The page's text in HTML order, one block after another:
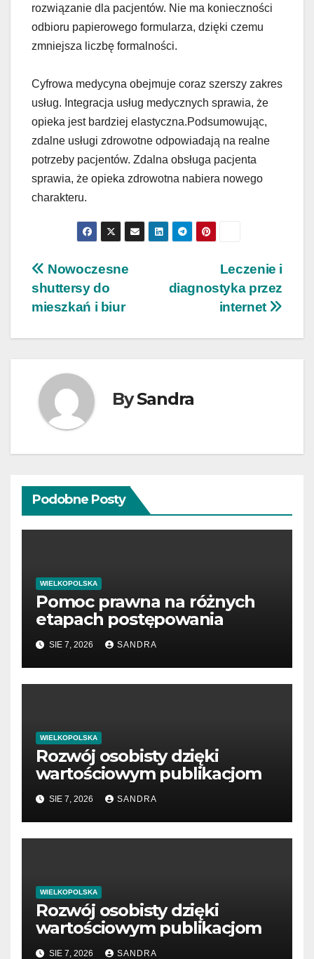
rozwiązanie dla pacjentów. Nie ma konieczności
odbioru papierowego formularza, dzięki czemu
zmniejsza liczbę formalności.
Cyfrowa medycyna obejmuje coraz szerszy zakres
usług. Integracja usług medycznych sprawia, że
opieka jest bardziej elastyczna.Podsumowując,
zdalne usługi zdrowotne odpowiadają na realne
potrzeby pacjentów. Zdalna obsługa pacjenta
sprawia, że opieka zdrowotna nabiera nowego
charakteru.
Nawigacja
wpisu
Leczenie i
diagnostyka przez
internet
Nowoczesne
shuttersy do
mieszkań i biur
BySandra
Podobne Posty
WIELKOPOLSKA
Pomoc prawna na różnych
etapach postępowania
SIE 7, 2026 SANDRA
WIELKOPOLSKA
Rozwój osobisty dzięki
wartościowym publikacjom
SIE 7, 2026 SANDRA
WIELKOPOLSKA
Rozwój osobisty dzięki
wartościowym publikacjom
SIE 7, 2026 SANDRA